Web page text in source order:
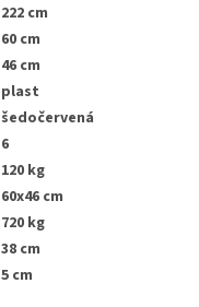
222 cm
60 cm
46 cm
plast
šedočervená
6
120 kg
60x46 cm
720 kg
38 cm
5 cm